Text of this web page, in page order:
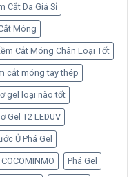
Cắt Da Giá Sỉ
Móng
Cắt Móng Chân Loại Tốt
cắt móng tay thép
gel loại nào tốt
Gel T2 LEDUV
Ủ Phá Gel
Phá Gel